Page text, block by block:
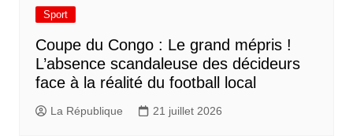
Sport
​Coupe du Congo : Le grand mépris !
L’absence scandaleuse des décideurs
face à la réalité du football local
La République 21 juillet 2026